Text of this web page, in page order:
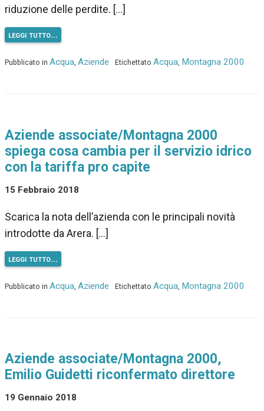
riduzione delle perdite. […]
leggi tutto…
Pubblicato in Acqua Aziende Etichettato Acqua Montagna 2000
Aziende associate/Montagna 2000
spiega cosa cambia per il servizio idrico
con la tariffa pro capite
15 Febbraio 2018
Scarica la nota dell’azienda con le principali novità
introdotte da Arera. […]
leggi tutto…
Pubblicato in Acqua Aziende Etichettato Acqua Montagna 2000
Aziende associate/Montagna 2000,
Emilio Guidetti riconfermato direttore
19 Gennaio 2018